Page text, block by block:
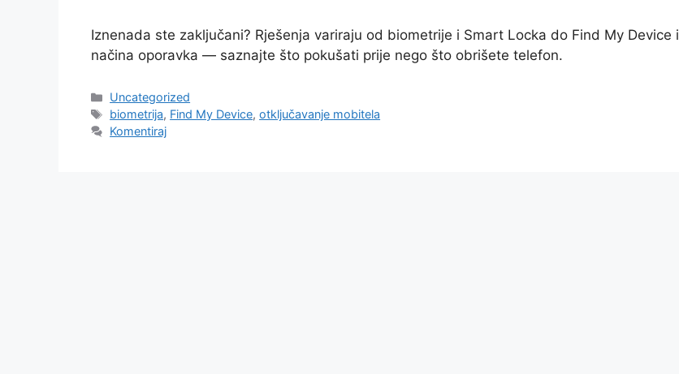
Iznenada ste zaključani? Rješenja variraju od biometrije i Smart Locka do Find My Device i
načina oporavka — saznajte što pokušati prije nego što obrišete telefon.
Kategorije
Uncategorized
Oznake
biometrija, Find My Device,otključavanje mobitela
Komentiraj